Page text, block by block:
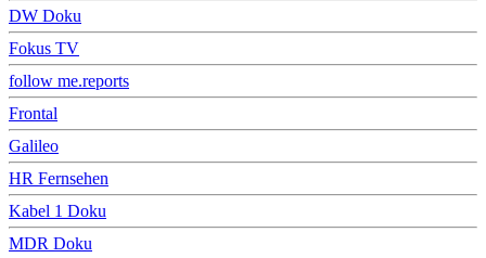
DW Doku
Fokus TV
follow me.reports
Frontal
Galileo
HR Fernsehen
Kabel 1 Doku
MDR Doku